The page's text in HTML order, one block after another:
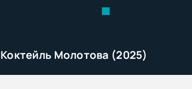
Коктейль Молотова (2025)